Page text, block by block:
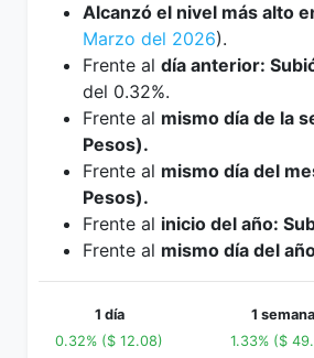
Alcanzó el nivel más alto
Marzo del 2026).
Frente al día anterior:
del 0.32%.
Frente al mismo día de la
Pesos).
Frente al mismo día del
Pesos).
Frente al inicio del año:
Frente al mismo día del
1 día
0.32% ($ 12.08)
1 semana
1.33% ($